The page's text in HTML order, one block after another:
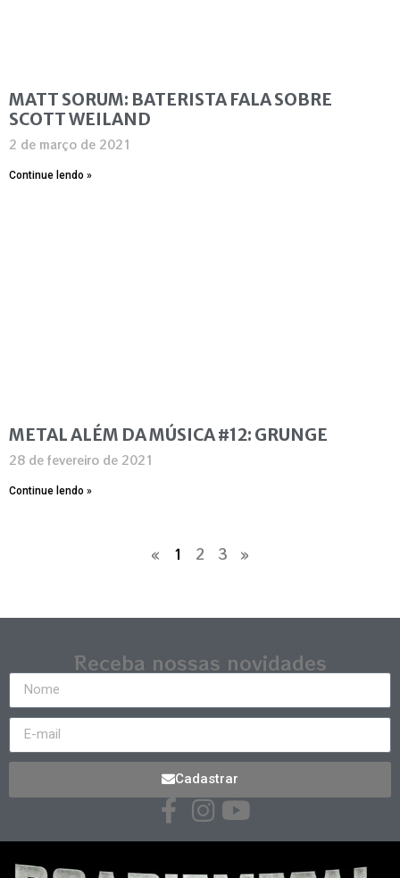
MATT SORUM: BATERISTA FALA SOBRE
SCOTT WEILAND
2 de março de 2021
Continue lendo »
METAL ALÉM DA MÚSICA #12: GRUNGE
28 de fevereiro de 2021
Continue lendo »
« 1 2 3 »
Receba nossas novidades
Cadastrar